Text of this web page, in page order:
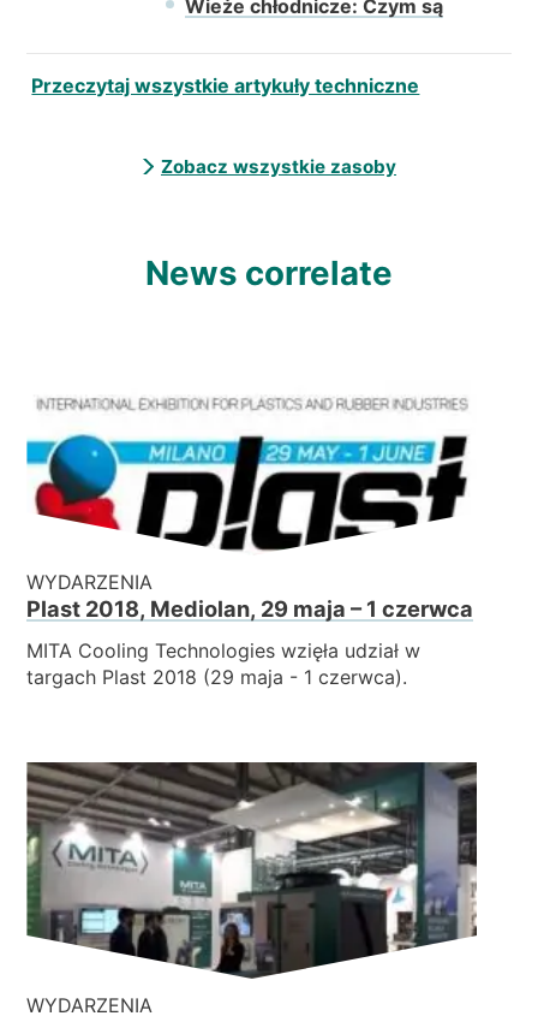
Wieże chłodnicze: Czym są
Przeczytaj wszystkie artykuły techniczne
Zobacz wszystkie zasoby
News correlate
WYDARZENIA
Plast 2018, Mediolan, 29 maja – 1 czerwca
MITA Cooling Technologies wzięła udział w
targach Plast 2018 (29 maja - 1 czerwca).
WYDARZENIA